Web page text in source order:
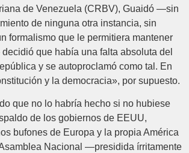
de Venezuela (CRBV), Guaidó —sin
de ninguna otra instancia, sin
formalismo que le permitiera mantener
que había una falta absoluta del
y se autoproclamó como tal. En
y la democracia», por supuesto.
que no lo habría hecho si no hubiese
de los gobiernos de EEUU,
bufones de Europa y la propia América
Nacional —presidida írritamente